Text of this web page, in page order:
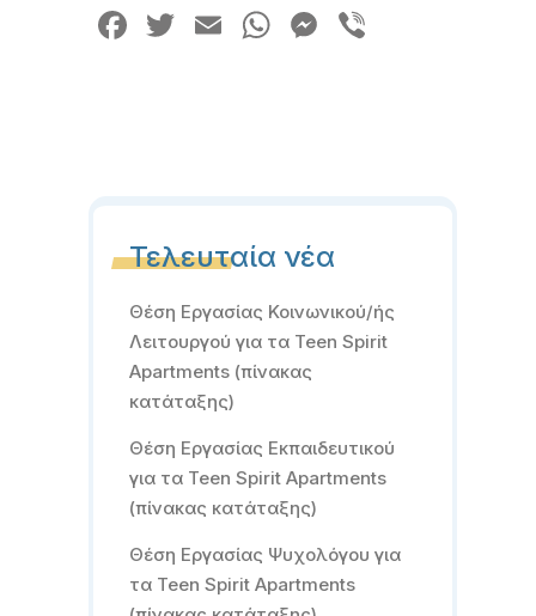
Facebook
Twitter
EmailWhatsApp
Messenger
Τελευταία νέα
Θέση Εργασίας Κοινωνικού/ής
Λειτουργού για τα Teen Spirit
Apartments (πίνακας
κατάταξης)
Θέση Εργασίας Εκπαιδευτικού
για τα Teen Spirit Apartments
(πίνακας κατάταξης)
Θέση Εργασίας Ψυχολόγου για
τα Teen Spirit Apartments